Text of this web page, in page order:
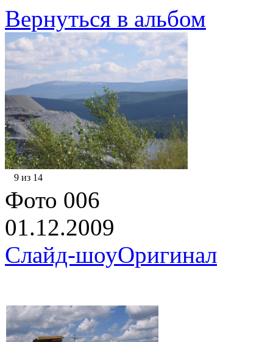
Вернуться в альбом
9 из 14
Фото 006
01.12.2009
Слайд-шоуОригинал